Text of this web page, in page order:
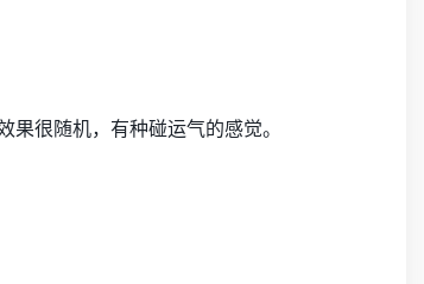
很随机，有种碰运气的感觉。